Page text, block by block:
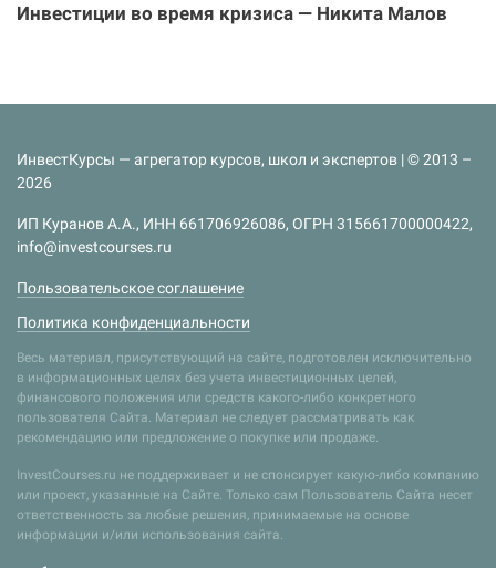
Инвестиции во время кризиса — Никита Малов
ИнвестКурсы — агрегатор курсов, школ и экспертов | © 2013 –
2026
ИП Куранов А.А., ИНН 661706926086, ОГРН 315661700000422,
info@investcourses.ru
Пользовательское соглашение
Политика конфиденциальности
Весь материал, присутствующий на сайте, подготовлен исключительно
в информационных целях без учета инвестиционных целей,
финансового положения или средств какого-либо конкретного
пользователя Сайта. Материал не следует рассматривать как
рекомендацию или предложение о покупке или продаже.
InvestCourses.ru не поддерживает и не спонсирует какую-либо компанию
или проект, указанные на Сайте. Только сам Пользователь Сайта несет
ответственность за любые решения, принимаемые на основе
информации и/или использования сайта.